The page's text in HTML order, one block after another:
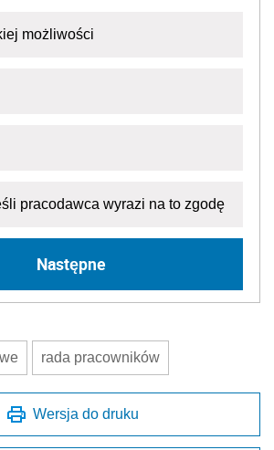
możliwości
pracodawca wyrazi na to zgodę
Następne
rada pracowników
Wersja do druku